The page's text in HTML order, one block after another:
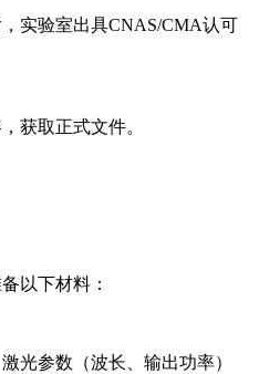
实验室出具CNAS/CMA认可
获取正式文件。
以下材料：
光参数（波长、输出功率）